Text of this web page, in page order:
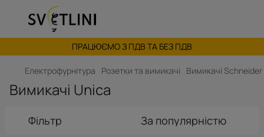
ПРАЦЮЄМО З ПДВ ТА БЕЗ ПДВ
Електрофурнітура Розетки та вимикачі Вимикачі Schneider
Вимикачі Unica
Фільтр За популярністю